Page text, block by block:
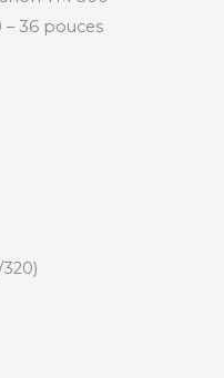
36 pouces